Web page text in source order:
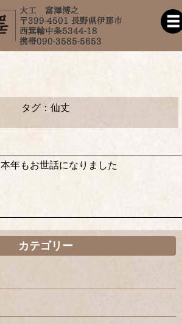
タグ：仙丈
本年もお世話になりました
カテゴリー